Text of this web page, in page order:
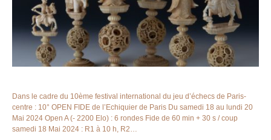
Dans le cadre du 10ème festival international du jeu d’échecs de Paris-
centre : 10° OPEN FIDE de l’Echiquier de Paris Du samedi 18 au lundi 20
Mai 2024 Open A (- 2200 Elo) : 6 rondes Fide de 60 min + 30 s / coup
samedi 18 Mai 2024 : R1 à 10 h, R2…